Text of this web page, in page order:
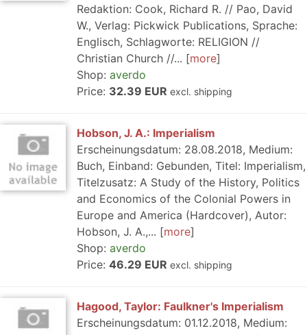
Redaktion: Cook, Richard R. // Pao, David
W., Verlag: Pickwick Publications, Sprache:
Englisch, Schlagworte: RELIGION //
Christian Church //...
more
Shop: averdo
Price: 32.39 EUR excl. shipping
Hobson, J. A.: Imperialism
Erscheinungsdatum: 28.08.2018, Medium:
Buch, Einband: Gebunden, Titel: Imperialism,
Titelzusatz: A Study of the History, Politics
and Economics of the Colonial Powers in
Europe and America (Hardcover), Autor:
Hobson, J. A.,...
more
Shop: averdo
Price: 46.29 EUR excl. shipping
Hagood, Taylor: Faulkner's Imperialism
Erscheinungsdatum: 01.12.2018, Medium: